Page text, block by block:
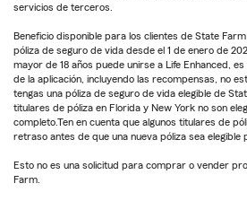
servicios de terceros.
Beneficio disponible para los clientes de State
póliza de seguro de vida desde el 1 de enero de
mayor de 18 años puede unirse a Life Enhanced,
de la aplicación, incluyendo las recompensas, no
tengas una póliza de seguro de vida elegible de
titulares de póliza en Florida y New York no son
completo.Ten en cuenta que algunos titulares de
retraso antes de que una nueva póliza sea elegible
Esto no es una solicitud para comprar o vender
Farm.